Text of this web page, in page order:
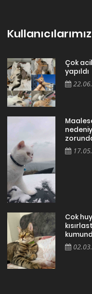
Çok
yapıldı
Cok